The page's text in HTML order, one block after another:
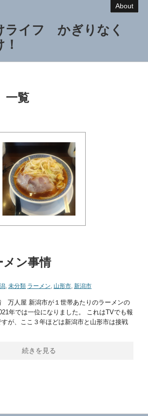
About
ライフ かぎりなく
一覧
メン事情
, 未分類 ラーメン, 山形市, 新潟市
万人屋 新潟市が１世帯あたりのラーメンの
年では一位になりました。 これはTVでも報
が、ここ３年ほどは新潟市と山形市は接戦
続きを見る